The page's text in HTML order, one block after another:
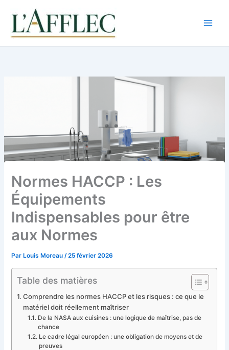
contenu
Normes HACCP : Les
Équipements
Indispensables pour être
aux Normes
Par Louis Moreau/25 février 2026
Table des matières
Comprendre les normes HACCP et les risques : ce que le
matériel doit réellement maîtriser
De la NASA aux cuisines : une logique de maîtrise, pas de
chance
Le cadre légal européen : une obligation de moyens et de
preuves